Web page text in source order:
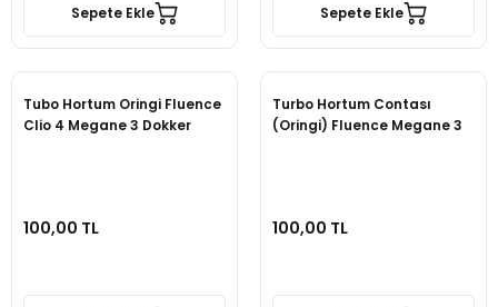
Sepete Ekle Sepete Ekle
Tubo Hortum Oringi Fluence
Clio 4 Megane 3 Dokker
100,00 TL
Turbo Hortum Contası
(Oringi) Fluence Megane 3
100,00 TL